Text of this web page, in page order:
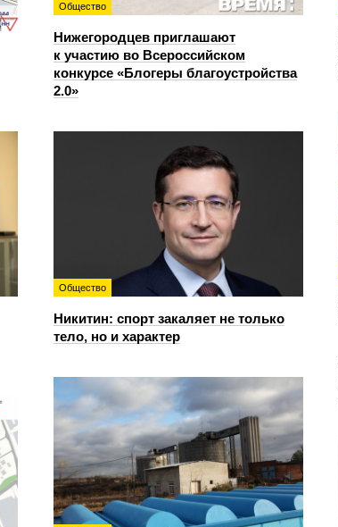
Общество
Нижегородцев приглашают
к участию во Всероссийском
конкурсе «Блогеры благоустройства
2.0»
Общество
Никитин: спорт закаляет не только
тело, но и характер